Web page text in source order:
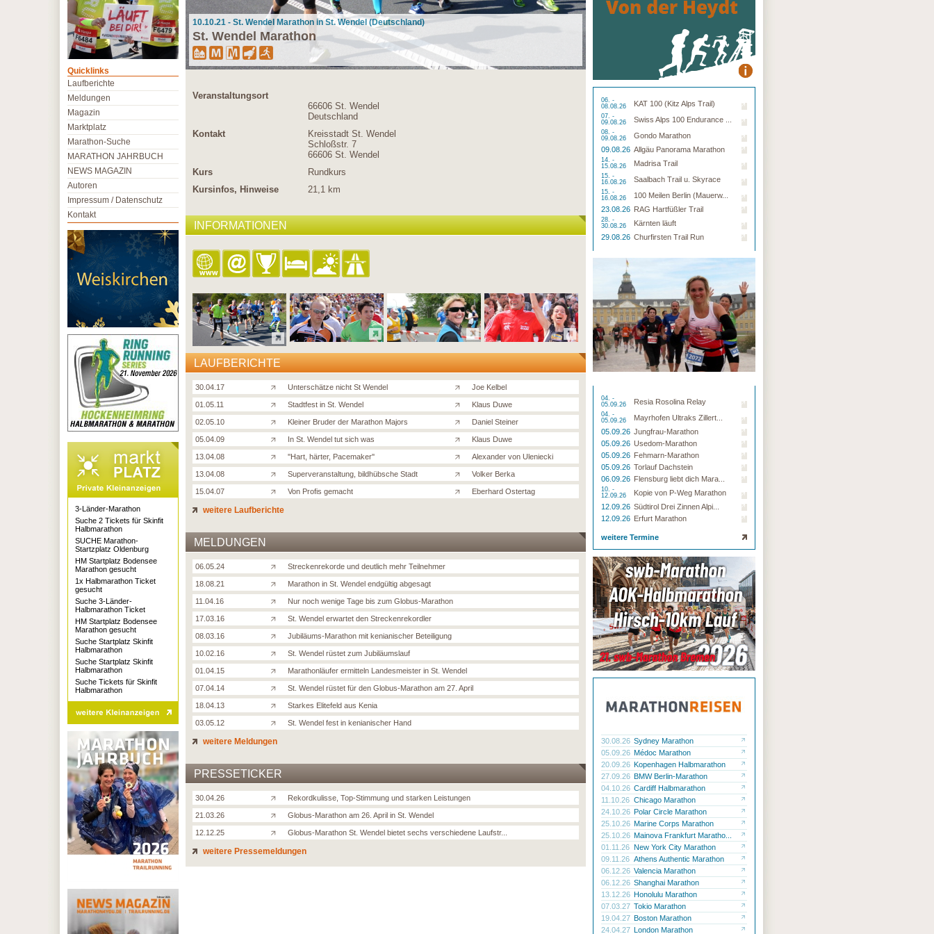
10.10.21 - St. Wendel Marathon in St. Wendel (Deutschland)
St. Wendel Marathon
Veranstaltungsort
66606 St. Wendel
Deutschland
Kontakt
Kreisstadt St. Wendel
Schloßstr. 7
66606 St. Wendel
Kurs
Rundkurs
Kursinfos, Hinweise
21,1 km
INFORMATIONEN
LAUFBERICHTE
30.04.17 Unterschätze nicht St Wendel Joe Kelbel
01.05.11 Stadtfest in St. Wendel Klaus Duwe
02.05.10 Kleiner Bruder der Marathon Majors Daniel Steiner
05.04.09 In St. Wendel tut sich was Klaus Duwe
13.04.08 ''Hart, härter, Pacemaker'' Alexander von Uleniecki
13.04.08 Superveranstaltung, bildhübsche Stadt Volker Berka
15.04.07 Von Profis gemacht Eberhard Ostertag
weitere Laufberichte
MELDUNGEN
06.05.24 Streckenrekorde und deutlich mehr Teilnehmer
18.08.21 Marathon in St. Wendel endgültig abgesagt
11.04.16 Nur noch wenige Tage bis zum Globus-Marathon
17.03.16 St. Wendel erwartet den Streckenrekordler
08.03.16 Jubiläums-Marathon mit kenianischer Beteiligung
10.02.16 St. Wendel rüstet zum Jubiläumslauf
01.04.15 Marathonläufer ermitteln Landesmeister in St. Wendel
07.04.14 St. Wendel rüstet für den Globus-Marathon am 27. April
18.04.13 Starkes Elitefeld aus Kenia
03.05.12 St. Wendel fest in kenianischer Hand
weitere Meldungen
PRESSETICKER
30.04.26 Rekordkulisse, Top-Stimmung und starken Leistungen
21.03.26 Globus-Marathon am 26. April in St. Wendel
12.12.25 Globus-Marathon St. Wendel bietet sechs verschiedene Laufstr...
weitere Pressemeldungen
06. -
08.08.26
KAT 100 (Kitz Alps Trail)
07. -
09.08.26
Swiss Alps 100 Endurance ...
08. -
09.08.26
Gondo Marathon
09.08.26 Allgäu Panorama Marathon
14. -
15.08.26
Madrisa Trail
15. -
16.08.26
Saalbach Trail u. Skyrace
15. -
16.08.26
100 Meilen Berlin (Mauerw...
23.08.26 RAG Hartfüßler Trail
28. -
30.08.26
Kärnten läuft
29.08.26 Churfirsten Trail Run
04. -
05.09.26
Resia Rosolina Relay
04. -
05.09.26
Mayrhofen Ultraks Zillert...
05.09.26 Jungfrau-Marathon
05.09.26 Usedom-Marathon
05.09.26 Fehmarn-Marathon
05.09.26 Torlauf Dachstein
06.09.26 Flensburg liebt dich Mara...
10. -
12.09.26
Kopie von P-Weg Marathon
12.09.26 Südtirol Drei Zinnen Alpi...
12.09.26 Erfurt Marathon
weitere Termine
30.08.26 Sydney Marathon
05.09.26 Médoc Marathon
20.09.26 Kopenhagen Halbmarathon
27.09.26 BMW Berlin-Marathon
04.10.26 Cardiff Halbmarathon
11.10.26 Chicago Marathon
24.10.26 Polar Circle Marathon
25.10.26 Marine Corps Marathon
25.10.26 Mainova Frankfurt Maratho...
01.11.26 New York City Marathon
09.11.26 Athens Authentic Marathon
06.12.26 Valencia Marathon
06.12.26 Shanghai Marathon
13.12.26 Honolulu Marathon
07.03.27 Tokio Marathon
19.04.27 Boston Marathon
24.04.27 London Marathon
Quicklinks
Laufberichte
Meldungen
Magazin
Marktplatz
Marathon-Suche
MARATHON JAHRBUCH
NEWS MAGAZIN
Autoren
Impressum / Datenschutz
Kontakt
3-Länder-Marathon
Suche 2 Tickets für Skinfit
Halbmarathon
SUCHE Marathon-
Startzplatz Oldenburg
HM Startplatz Bodensee
Marathon gesucht
1x Halbmarathon Ticket
gesucht
Suche 3-Länder-
Halbmarathon Ticket
HM Startplatz Bodensee
Marathon gesucht
Suche Startplatz Skinfit
Halbmarathon
Suche Startplatz Skinfit
Halbmarathon
Suche Tickets für Skinfit
Halbmarathon